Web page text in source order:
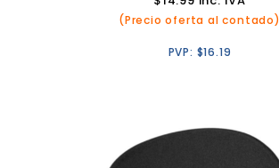
(Precio oferta al contado)
PVP: $16.19